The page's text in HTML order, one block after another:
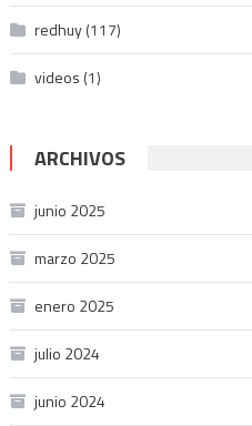
redhuy(117)
videos (1)
ARCHIVOS
junio 2025
marzo 2025
enero 2025
julio 2024
junio 2024